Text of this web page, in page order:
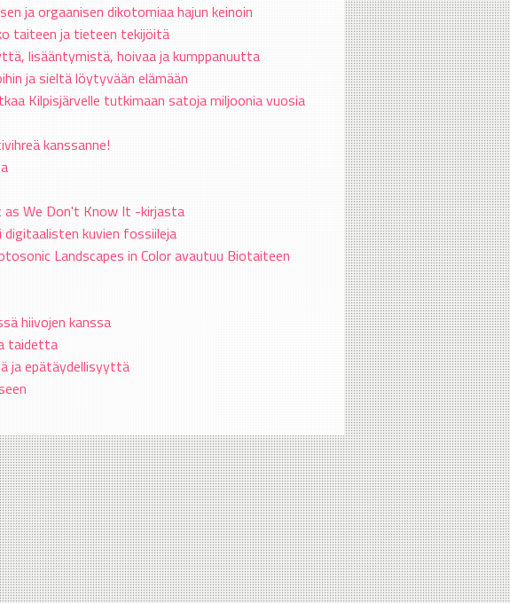
ja orgaanisen dikotomiaa hajun keinoin
taiteen ja tieteen tekijöitä
lisääntymistä, hoivaa ja kumppanuutta
ja sieltä löytyvään elämään
Kilpisjärvelle tutkimaan satoja miljoonia vuosia
kanssanne!
as We Don't Know It -kirjasta
kuvien fossiileja
Landscapes in Color avautuu Biotaiteen
hiivojen kanssa
taidetta
ja epätäydellisyyttä